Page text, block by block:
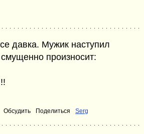
давка. Мужик наступил
произносит:
Обсудить Поделиться Serg